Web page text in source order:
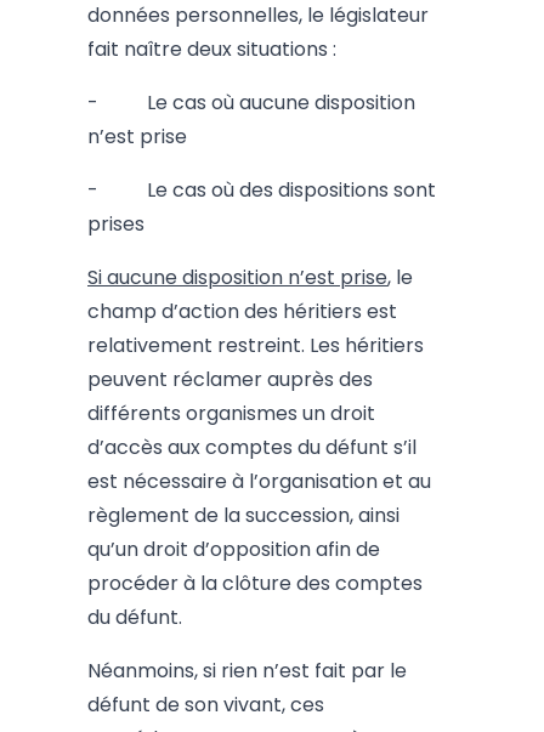
données personnelles, le législateur
fait naître deux situations :
- Le cas où aucune disposition
n’est prise
- Le cas où des dispositions sont
prises
Si aucune disposition n’est prise, le
champ d’action des héritiers est
relativement restreint. Les héritiers
peuvent réclamer auprès des
différents organismes un droit
d’accès aux comptes du défunt s’il
est nécessaire à l’organisation et au
règlement de la succession, ainsi
qu’un droit d’opposition afin de
procéder à la clôture des comptes
du défunt.
Néanmoins, si rien n’est fait par le
défunt de son vivant, ces